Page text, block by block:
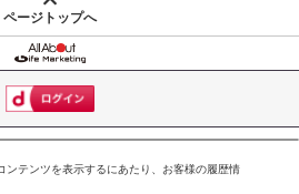
でお申し込みください。
ューアル（成分など含む）等により、
ーコードなど、お届け商品と多少異な
原産地表示制度]の経過措置期間の終
の原産国・原材料の表記が旧表記の場
ページトップへ
テンツを表示するにあたり、お客様の履歴情